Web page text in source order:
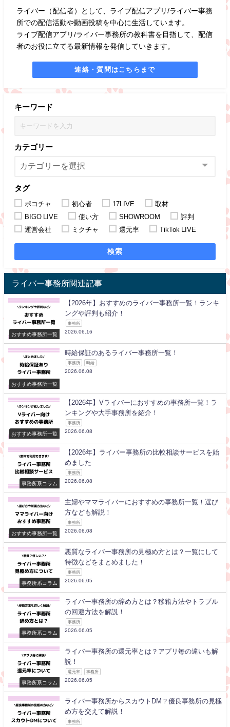
ライバー（配信者）として、ライブ配信アプリ/ライバー事務
所での配信活動や動画投稿を中心に生活しています。
ライブ配信アプリ/ライバー事務所の教科書を目指して、配信
者のお役に立てる最新情報を発信していきます。
連絡・質問はこちらまで
キーワード
カテゴリー
タグ
ポコチャ 初心者 17LIVE
取材
BIGO LIVE
使い方 SHOWROOM
評判
運営会社
ミクチャ 還元率 TikTok LIVE
検索
ライバー事務所関連記事
おすすめ事務所一覧
【2026年】おすすめのライバー事務所一覧！ランキ
ングや評判も紹介！
事務所
2026.06.16
おすすめ事務所一覧
時給保証のあるライバー事務所一覧！
事務所 時給
2026.06.08
おすすめ事務所一覧
【2026年】Vライバーにおすすめの事務所一覧！ラ
ンキングや大手事務所を紹介！
事務所
2026.06.08
事務所系コラム
【2026年】ライバー事務所の比較相談サービスを始
めました
事務所
2026.06.08
おすすめ事務所一覧
主婦やママライバーにおすすめの事務所一覧！選び
方なども解説！
事務所
2026.06.08
事務所系コラム
悪質なライバー事務所の見極め方とは？一覧にして
特徴などをまとめました！
事務所
2026.06.05
事務所系コラム
ライバー事務所の辞め方とは？移籍方法やトラブル
の回避方法を解説！
事務所
2026.06.05
事務所系コラム
ライバー事務所の還元率とは？アプリ毎の違いも解
説！
還元率 事務所
2026.06.05
ライバー事務所からスカウトDM？優良事務所の見極
め方を交えて解説！
事務所